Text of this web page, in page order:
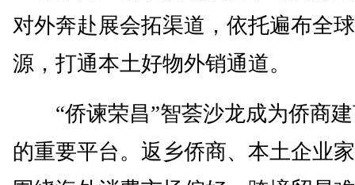
对外奔赴展会拓渠道，依托遍布全
源，打通本土好物外销通道。
“侨谏荣昌”智荟沙龙成为侨商建
的重要平台。返乡侨商、本土企业